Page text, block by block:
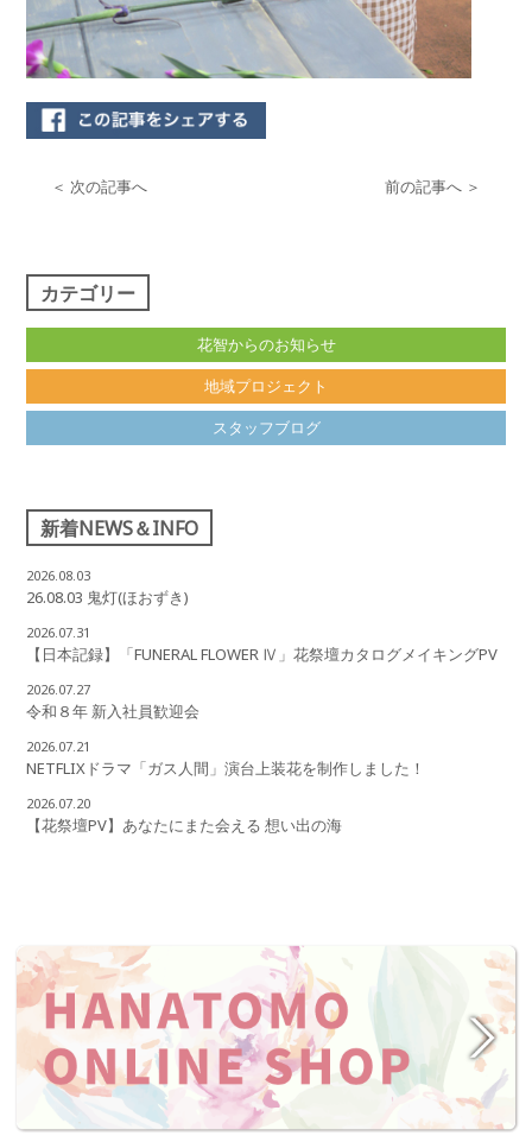
＜ 次の記事へ 前の記事へ ＞
カテゴリー
花智からのお知らせ
地域プロジェクト
スタッフブログ
新着NEWS＆INFO
2026.08.03
26.08.03 鬼灯(ほおずき)
2026.07.31
【日本記録】「FUNERAL FLOWER Ⅳ」花祭壇カタログメイキングPV
2026.07.27
令和８年 新入社員歓迎会
2026.07.21
NETFLIXドラマ「ガス人間」演台上装花を制作しました！
2026.07.20
【花祭壇PV】あなたにまた会える 想い出の海